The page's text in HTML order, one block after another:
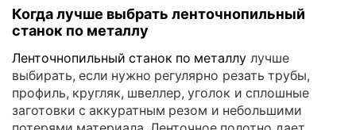
Когда лучше выбрать ленточнопильный
станок по металлу
Ленточнопильный станок по металлу лучше
выбирать, если нужно регулярно резать трубы,
профиль, кругляк, швеллер, уголок и сплошные
заготовки с аккуратным резом и небольшими